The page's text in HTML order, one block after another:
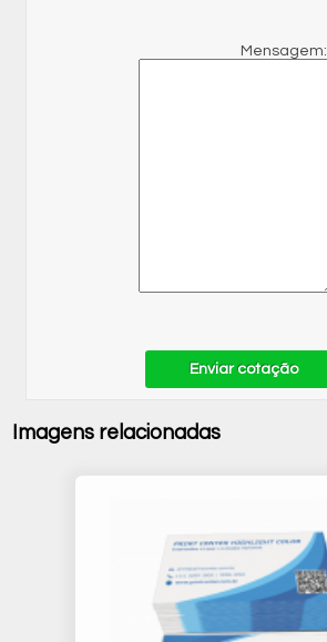
Mensagem:
Enviar cotação
Imagens relacionadas